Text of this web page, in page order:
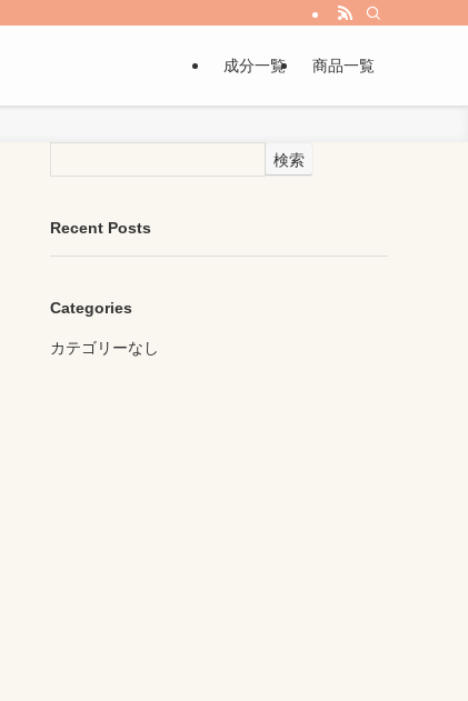
成分一覧 商品一覧
検索
Recent Posts
Categories
カテゴリーなし